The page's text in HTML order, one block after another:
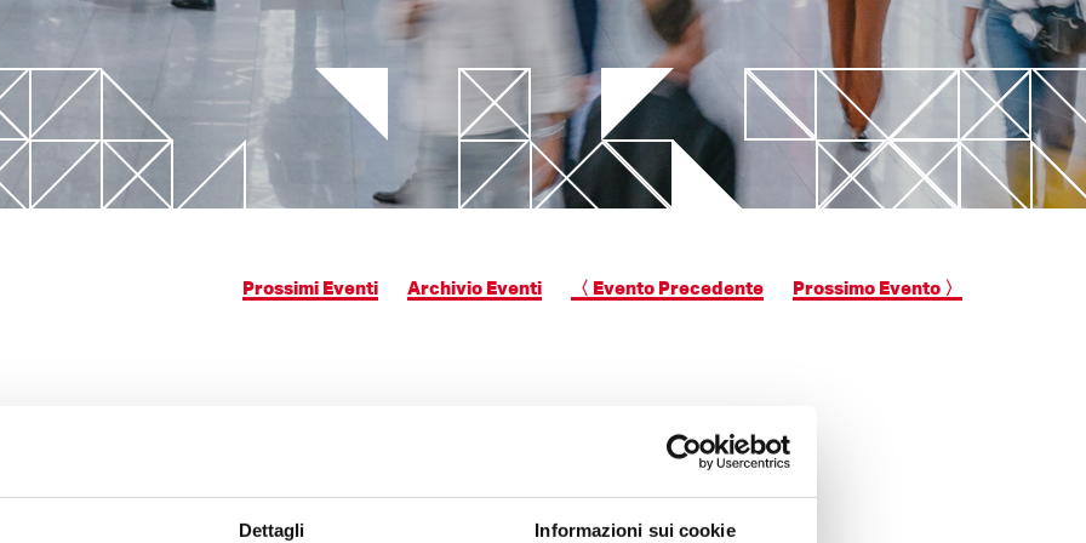
Dettagli Informazioni sui cookie
SLM
Film Injection
Simulazioni avanzate
Integrazione dati sulla centralina
New Valve Gate Concept
STARgate HRS™
Prossimi Eventi Archivio Eventi 〈 Evento Precedente Prossimo Evento 〉